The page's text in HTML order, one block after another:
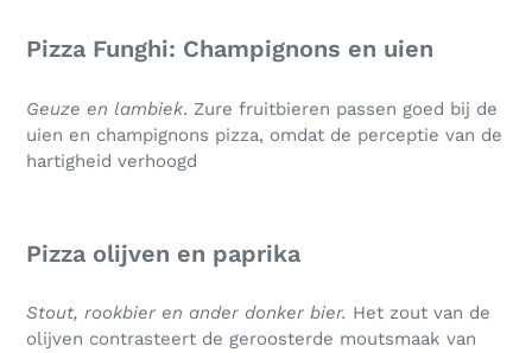
Pizza Funghi: Champignons en uien
Geuze en lambiek. Zure fruitbieren passen goed bij de
uien en champignons pizza, omdat de perceptie van de
hartigheid verhoogd
Pizza olijven en paprika
Stout, rookbier en ander donker bier. Het zout van de
olijven contrasteert de geroosterde moutsmaak van